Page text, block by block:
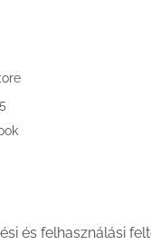
és felhasználási